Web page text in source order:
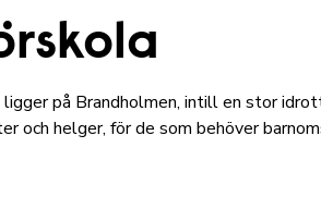
på Brandholmen, intill en stor
och helger, för de som behöver